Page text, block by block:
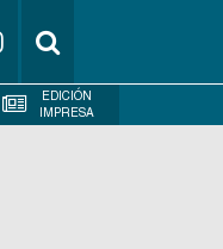
EDICIÓN
IMPRESA